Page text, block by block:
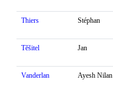
Thiers Stéphan
Těšitel Jan
Vanderlan Ayesh Nilan